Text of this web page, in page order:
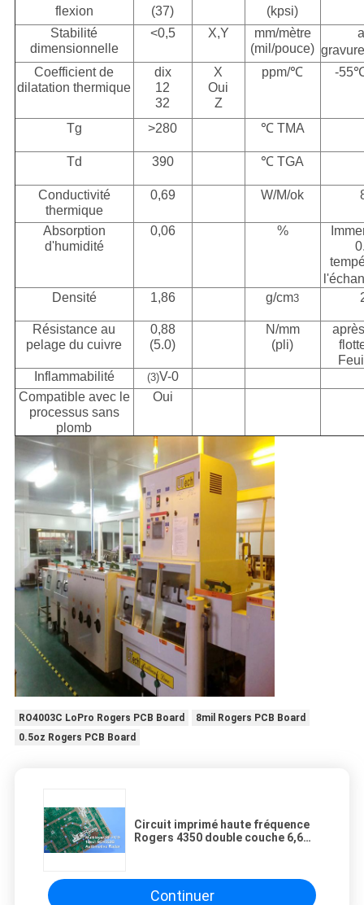
flexion
(37)
(kpsi)
Stabilité
dimensionnelle
<0,5 X,Y
mm/mètre
(mil/pouce)
Coefficient de
dilatation thermique
dix
12
32
X
Oui
Z
ppm/℃ -
Tg >280 ℃ TMA
Td 390 ℃ TGA
Conductivité
thermique
0,69 W/M/ok
Absorption
d'humidité
0,06 %
Densité
1,86 g/cm3
Résistance au
pelage du cuivre
0,88
(5.0)
N/mm
(pli)
Inflammabilité
(3)V-0
Compatible avec le
processus sans
plomb
Oui
RO4003C LoPro Rogers PCB Board
8mil Rogers PCB Board
0.5oz Rogers PCB Board
Circuit imprimé haute fréquence
Rogers 4350 double couche 6,6
Continuer